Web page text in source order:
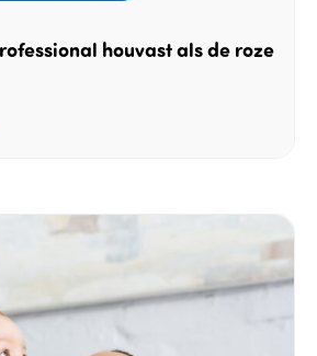
houvast als de roze